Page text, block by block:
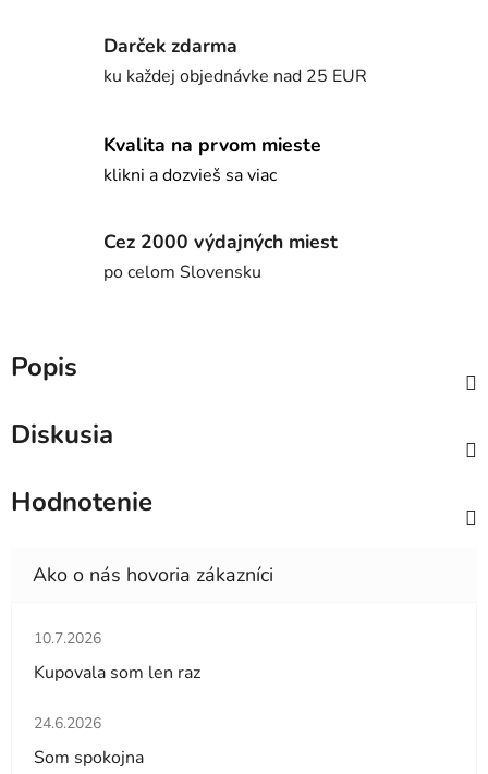
Darček zdarma
ku každej objednávke nad 25 EUR
Kvalita na prvom mieste
klikni a dozvieš sa viac
Cez 2000 výdajných miest
po celom Slovensku
Popis
Diskusia
Hodnotenie
Hodnotenie obchodu je 5 z 5 hviezdičiek.
10.7.2026
Kupovala som len raz
Hodnotenie obchodu je 5 z 5 hviezdičiek.
24.6.2026
Som spokojna